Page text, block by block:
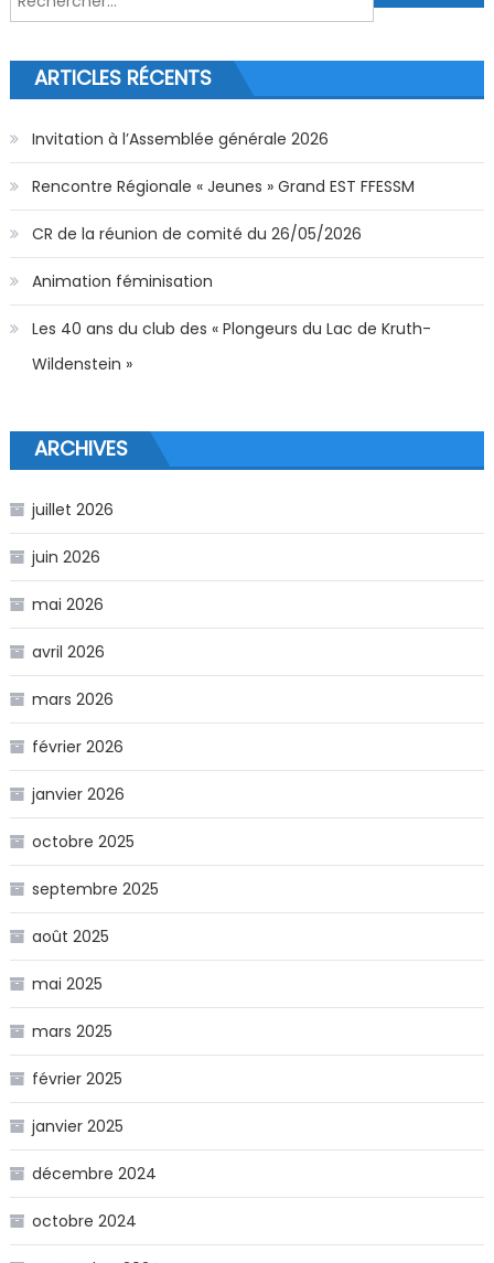
ARTICLES RÉCENTS
Invitation à l’Assemblée générale 2026
Rencontre Régionale « Jeunes » Grand EST FFESSM
CR de la réunion de comité du 26/05/2026
Animation féminisation
Les 40 ans du club des « Plongeurs du Lac de Kruth-
Wildenstein »
ARCHIVES
juillet 2026
juin 2026
mai 2026
avril 2026
mars 2026
février 2026
janvier 2026
octobre 2025
septembre 2025
août 2025
mai 2025
mars 2025
février 2025
janvier 2025
décembre 2024
octobre 2024